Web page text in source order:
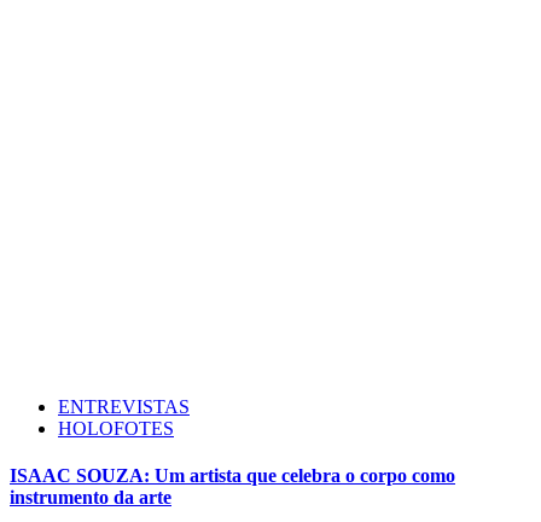
ENTREVISTAS
HOLOFOTES
ISAAC SOUZA: Um artista que celebra o corpo como
instrumento da arte